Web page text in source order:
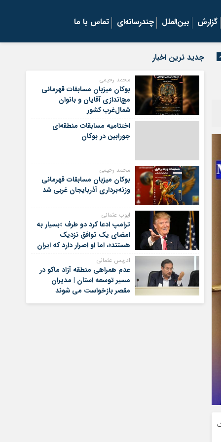
گزارش بین‌الملل چندرسانه‌ای تماس با ما
جدید ترین اخبار
محمد رحیمی
بوکان میزبان مسابقات قهرمانی
مچ‌اندازی آقایان و بانوان
شمال‌غرب کشور
اختتامیه مسابقات منطقه‌ای
جورابین در بوکان
محمد رحیمی
بوکان میزبان مسابقات قهرمانی
وزنه‌برداری آذربایجان غربی شد
ایوب عثمانی
ترامپ ادعا کرد دو طرف «بسیار به
امضای یک توافق نزدیک
هستند»، اما او اصرار دارد که ایران
برای کنار گذاشتن برنامه‌های
هسته‌ای خود گام‌های بیشتری
بردارد
ادریس عثمانی
عدم همراهی منطقه آزاد ماکو در
مسیر توسعه استان | مدیران
مقصر بازخواست می شوند